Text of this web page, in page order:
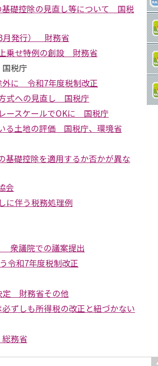
礎控除の見直し等について 国税
3月発行） 財務省
乗せ特例の創設 財務省
税庁
に 令和7年度税制改正
式への見直し 国税庁
ースケールでOKに 国税庁
る土地の評価 国税庁、環境省
基礎控除を適用するか否かが異な
会
に伴う税務処理例
衆議院での議案提出
令和7年度税制改正
定 財務省その他
ずしも所得税の改正と紐づかない
務省